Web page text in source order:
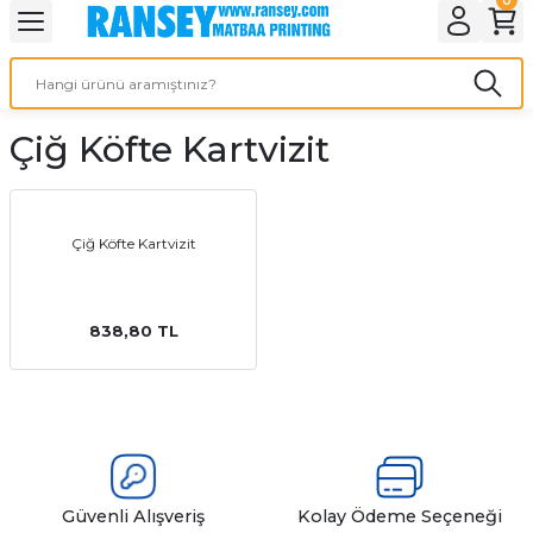
Geri Dön
Geri Dön
Geri Dön
Geri Dön
Ürünleri
Geri Dön
Geri Dön
Geri Dön
Çiğ Köfte Kartvizit
Çiğ Köfte Kartvizit
838,80 TL
Güvenli Alışveriş Kolay Ödeme Seçeneği